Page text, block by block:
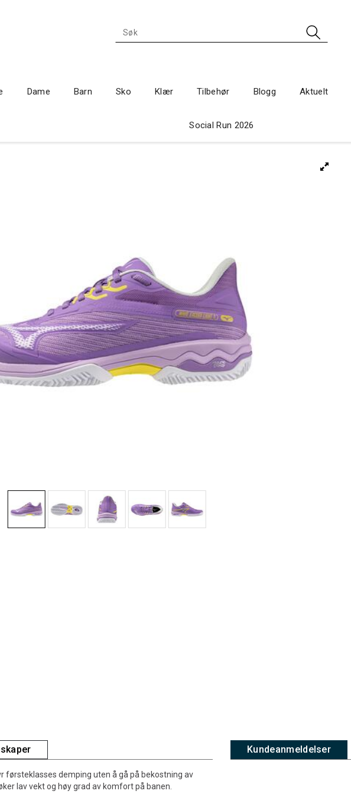
Dame Barn Sko Klær Tilbehør Blogg Aktuelt
Social Run 2026
førsteklasses demping uten å gå på bekostning av
lav vekt og høy grad av komfort på banen.
Kundeanmeldelser